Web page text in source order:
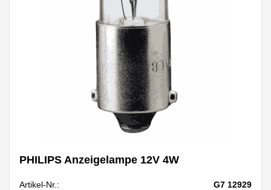
PHILIPS Anzeigelampe 12V 4W
Artikel-Nr.:
G7 12929